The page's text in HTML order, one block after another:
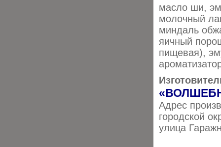
масло ши,
молочный
миндаль
яичный
пищевая),
Адрес
городской
улица